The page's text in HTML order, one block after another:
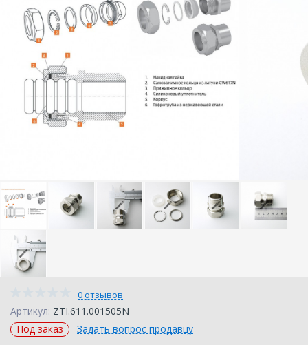
0 отзывов
Артикул: ZTI.611.001505N
Под заказ
Задать вопрос продавцу